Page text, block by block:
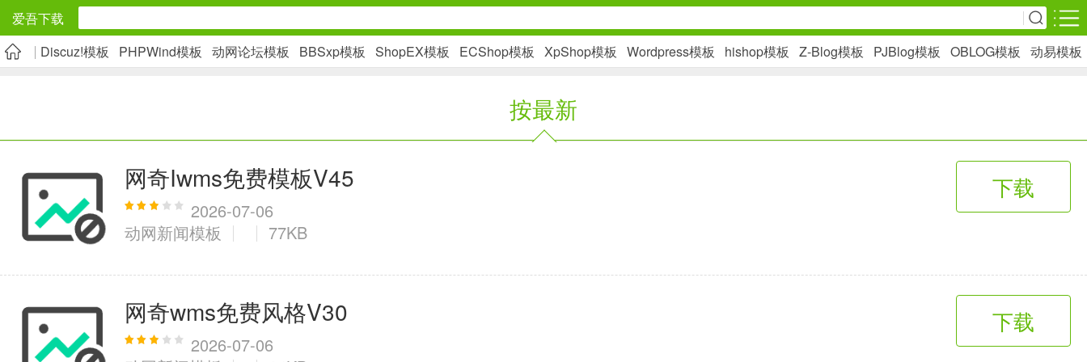
爱吾下载
安卓应用 安卓游戏
5千+款应用
社交通讯
2千+款应用
1万+款应用
实用工具
2万+款应用
资讯阅读
1万+款应用
2万+款应用
Discuz!模板 PHPWind模板 动网论坛模板 BBSxp模板 ShopEX模板 ECShop模板 XpShop模板 Wordpress模板 hishop模板 Z-Blog模板 PJBlog模板 OBLOG模板 动易模板
按最新
网奇Iwms免费模板V45
2026-07-06
动网新闻模板
77KB
下载
网奇wms免费风格V30
2026-07-06
下载